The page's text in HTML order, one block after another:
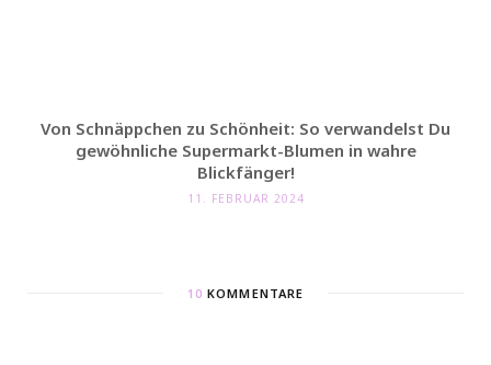
Von Schnäppchen zu Schönheit: So verwandelst Du
gewöhnliche Supermarkt-Blumen in wahre
Blickfänger!
11. FEBRUAR 2024
10 KOMMENTARE